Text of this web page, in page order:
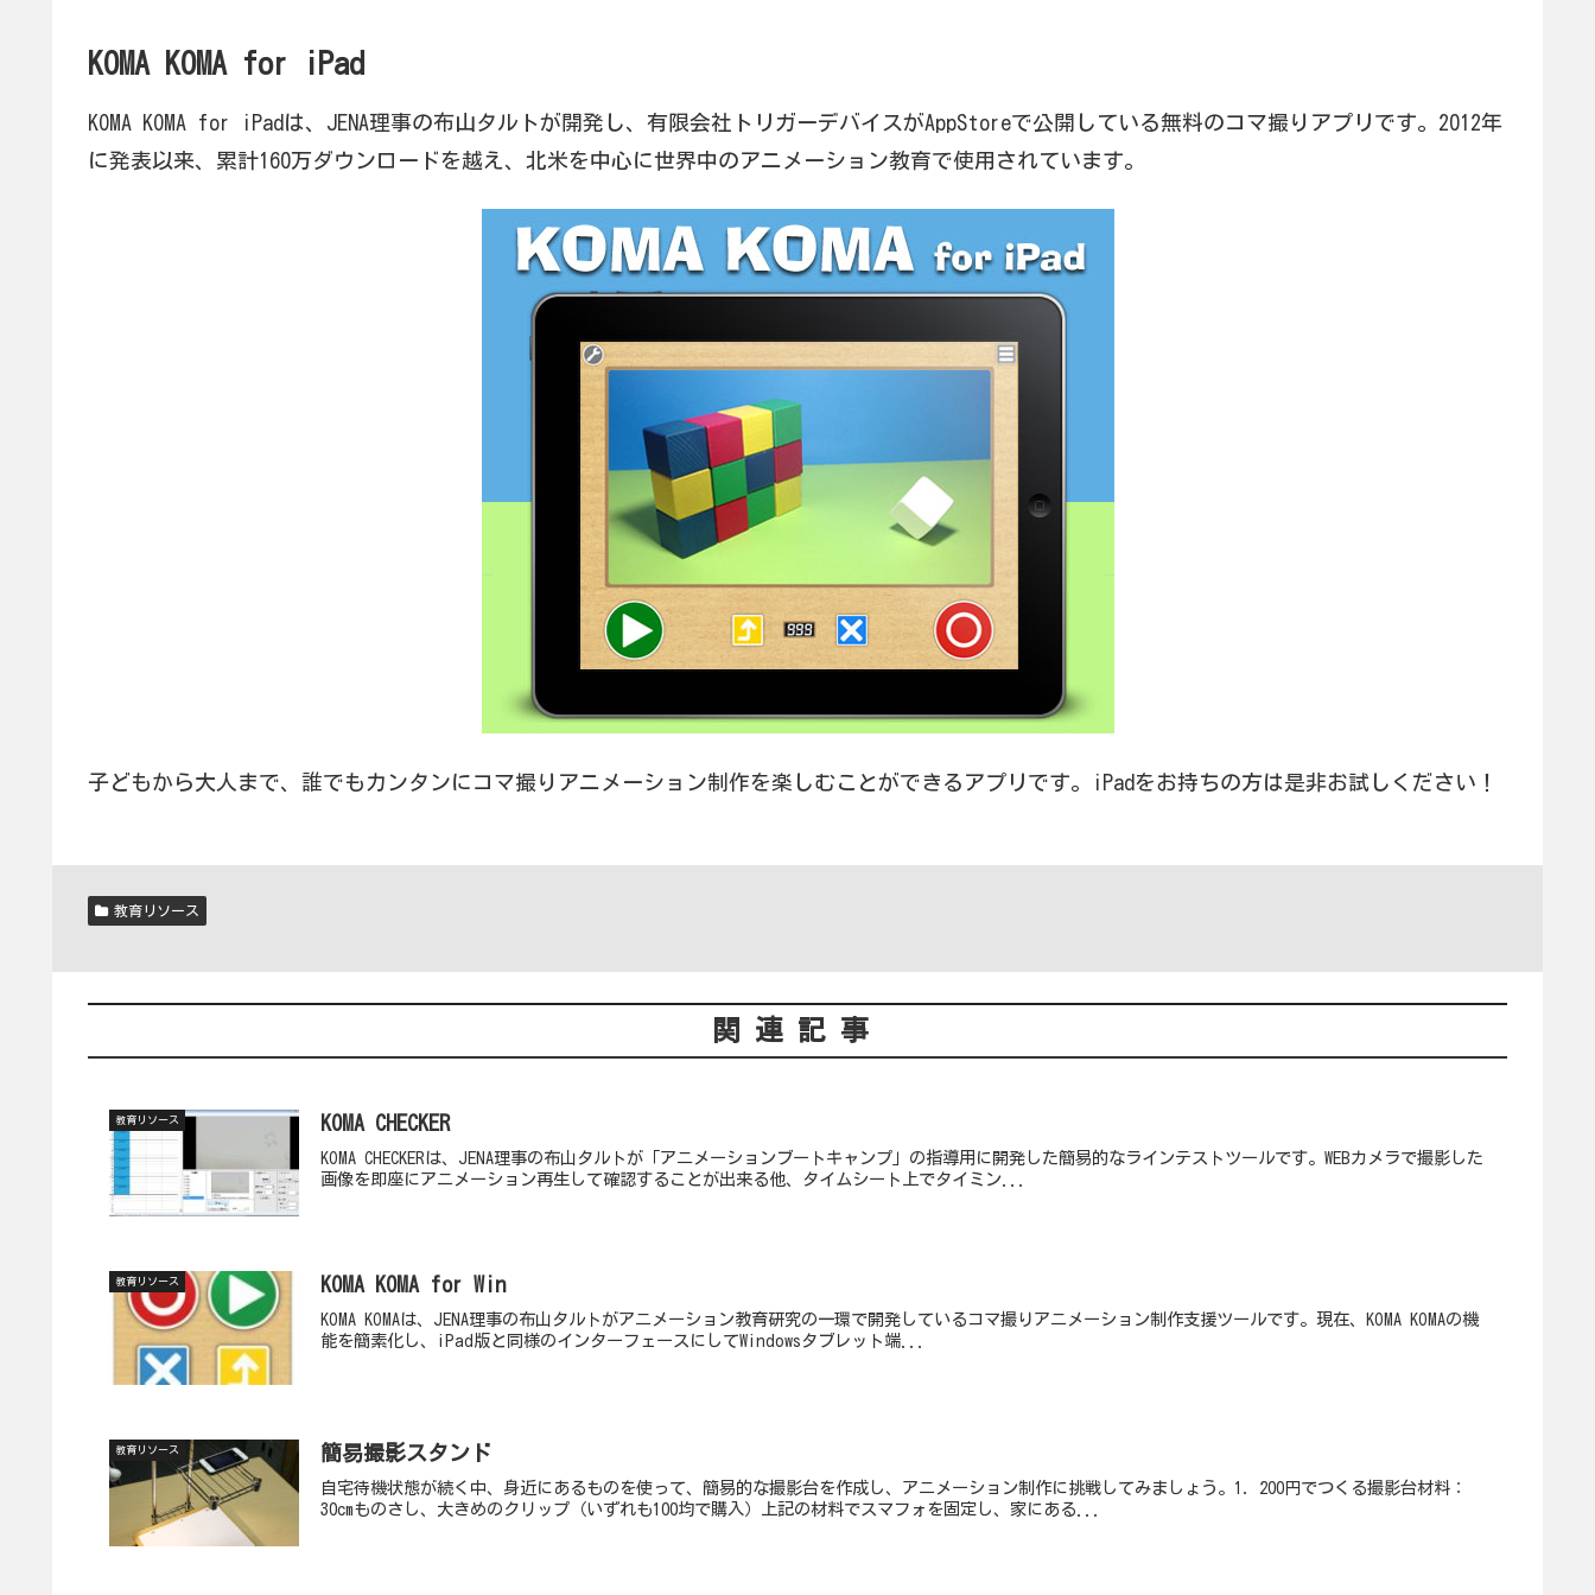
KOMA KOMA for iPad
KOMA KOMA for iPadは、JENA理事の布山タルトが開発し、有限会社トリガーデバイスがAppStoreで公開している無料のコマ撮りアプリです。2012年
に発表以来、累計160万ダウンロードを越え、北米を中心に世界中のアニメーション教育で使用されています。
子どもから大人まで、誰でもカンタンにコマ撮りアニメーション制作を楽しむことができるアプリです。iPadをお持ちの方は是非お試しください！
教育リソース
関連記事
教育リソース KOMA CHECKER
KOMA CHECKERは、JENA理事の布山タルトが「アニメーションブートキャンプ」の指導用に開発した簡易的なラインテストツールです。WEBカメラで撮影した
画像を即座にアニメーション再生して確認することが出来る他、タイムシート上でタイミン...
教育リソース KOMA KOMA for Win
KOMA KOMAは、JENA理事の布山タルトがアニメーション教育研究の一環で開発しているコマ撮りアニメーション制作支援ツールです。現在、KOMA KOMAの機
能を簡素化し、iPad版と同様のインターフェースにしてWindowsタブレット端...
教育リソース 簡易撮影スタンド
自宅待機状態が続く中、身近にあるものを使って、簡易的な撮影台を作成し、アニメーション制作に挑戦してみましょう。1．200円でつくる撮影台材料：
30cmものさし、大きめのクリップ（いずれも100均で購入）上記の材料でスマフォを固定し、家にある...